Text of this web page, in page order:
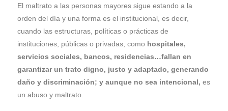
El maltrato a las personas mayores sigue estando a la
orden del día y una forma es el institucional, es decir,
cuando las estructuras, políticas o prácticas de
instituciones, públicas o privadas, como hospitales,
servicios sociales, bancos, residencias…fallan en
garantizar un trato digno, justo y adaptado, generando
daño y discriminación; y aunque no sea intencional, es
un abuso y maltrato.